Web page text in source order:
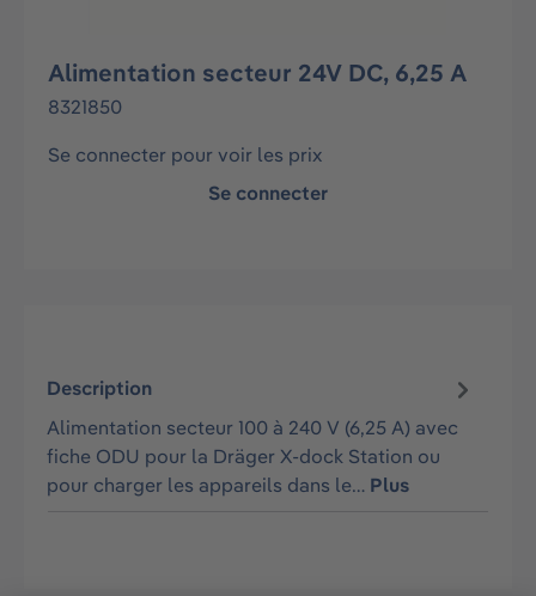
Alimentation secteur 24V DC, 6,25 A
8321850
Se connecter pour voir les prix
Se connecter
Description
Alimentation secteur 100 à 240 V (6,25 A) avec
fiche ODU pour la Dräger X-dock Station ou
pour charger les appareils dans le… Plus